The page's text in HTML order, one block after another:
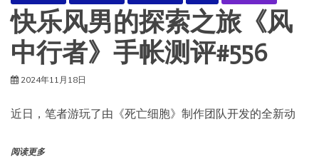
快乐风男的探索之旅《风
中行者》手帐测评#556
2024年11月18日
近日，笔者游玩了由《死亡细胞》制作团队开发的全新动
阅读更多